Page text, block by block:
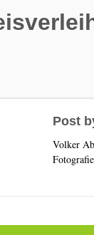
Post
Volker